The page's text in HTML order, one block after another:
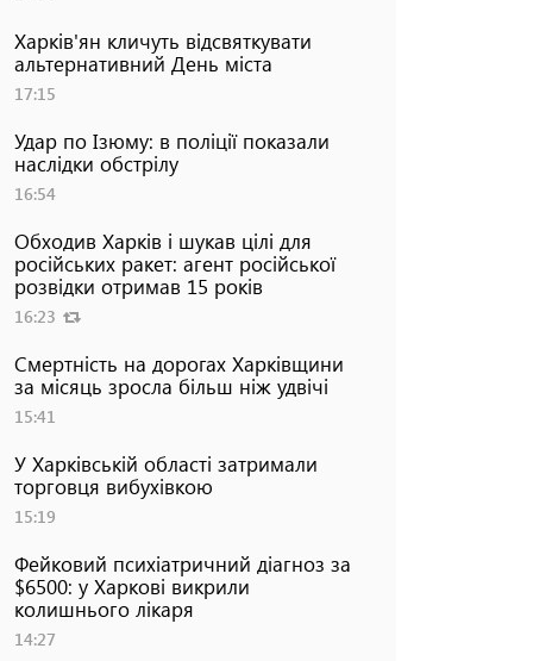
Харків'ян кличуть відсвяткувати
альтернативний День міста
17:15
Удар по Ізюму: в поліції показали
наслідки обстрілу
16:54
Обходив Харків і шукав цілі для
російських ракет: агент російської
розвідки отримав 15 років
16:23
Смертність на дорогах Харківщини
за місяць зросла більш ніж удвічі
15:41
У Харківській області затримали
торговця вибухівкою
15:19
Фейковий психіатричний діагноз за
$6500: у Харкові викрили
колишнього лікаря
14:27